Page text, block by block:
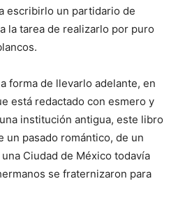
escribirlo un partidario de
la tarea de realizarlo por puro
forma de llevarlo adelante, en
está redactado con esmero y
institución antigua, este libro
un pasado romántico, de un
Ciudad de México todavía
se fraternizaron para